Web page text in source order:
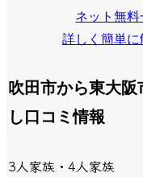
ネット無料
詳しく簡単に
吹田市から東大
し口コミ情報
3人家族・4人家族